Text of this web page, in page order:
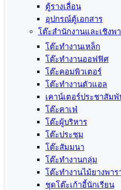
ตู้รางเลื่อน
อุปกรณ์ตู้เอกสาร
โต๊ะสำนักงานและเชิงพ
โต๊ะทำงานเหล็ก
โต๊ะทำงานออฟฟิศ
โต๊ะคอมพิวเตอร์
โต๊ะทำงานตัวแอล
เคาน์เตอร์ประชาสัมพั
โต๊ะคาเฟ่
โต๊ะผู้บริหาร
โต๊ะประชุม
โต๊ะสัมมนา
โต๊ะทำงานกลุ่ม
โต๊ะทำงานไม้ยางพาร
ชุดโต๊ะเก้าอี้นักเรียน